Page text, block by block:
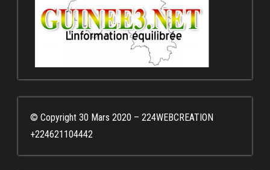
© Copyright 30 Mars 2020 – 224WEBCREATION
+224621104442